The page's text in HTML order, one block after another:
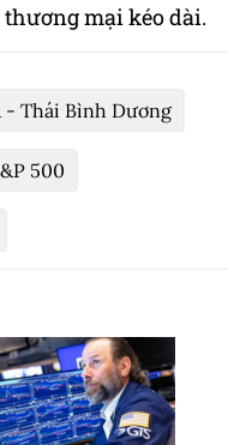
mại kéo dài.
Thái Bình Dương
500